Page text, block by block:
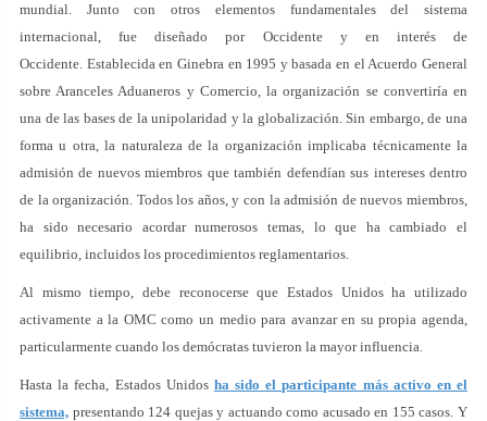
mundial. Junto con otros elementos fundamentales del sistema
internacional, fue diseñado por Occidente y en interés de
Occidente. Establecida en Ginebra en 1995 y basada en el Acuerdo General
sobre Aranceles Aduaneros y Comercio, la organización se convertiría en
una de las bases de la unipolaridad y la globalización. Sin embargo, de una
forma u otra, la naturaleza de la organización implicaba técnicamente la
admisión de nuevos miembros que también defendían sus intereses dentro
de la organización. Todos los años, y con la admisión de nuevos miembros,
ha sido necesario acordar numerosos temas, lo que ha cambiado el
equilibrio, incluidos los procedimientos reglamentarios.
Al mismo tiempo, debe reconocerse que Estados Unidos ha utilizado
activamente a la OMC como un medio para avanzar en su propia agenda,
particularmente cuando los demócratas tuvieron la mayor influencia.
Hasta la fecha, Estados Unidos ha sido el participante más activo en el
sistema, presentando 124 quejas y actuando como acusado en 155 casos. Y